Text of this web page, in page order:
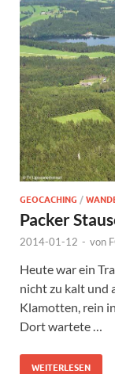
GEOCACHING /
Packer
2014-01-12 - von
Heute war ein
nicht zu kalt und
Klamotten, rein
Dort wartete …
WEITERLESEN